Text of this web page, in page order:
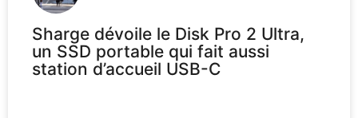
Sharge dévoile le Disk Pro 2 Ultra,
un SSD portable qui fait aussi
station d’accueil USB-C